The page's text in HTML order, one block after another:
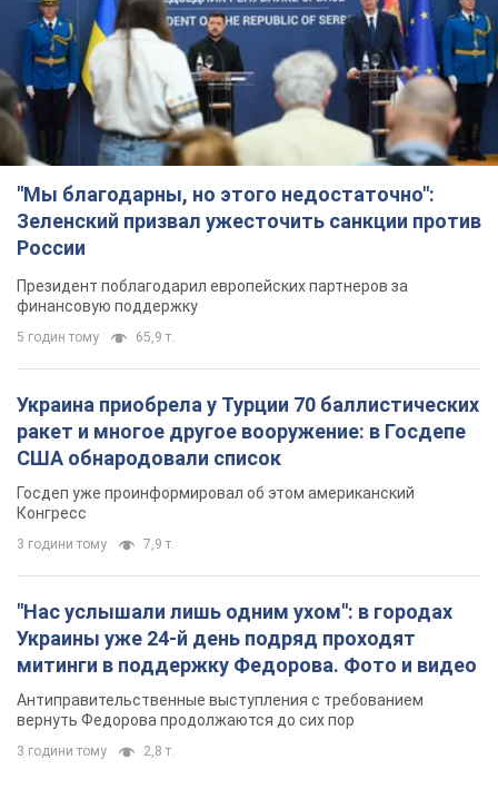
"Мы благодарны, но этого недостаточно":
Зеленский призвал ужесточить санкции против
России
Президент поблагодарил европейских партнеров за
финансовую поддержку
5 годин тому 65,9 т.
Украина приобрела у Турции 70 баллистических
ракет и многое другое вооружение: в Госдепе
США обнародовали список
Госдеп уже проинформировал об этом американский
Конгресс
3 години тому 7,9 т.
"Нас услышали лишь одним ухом": в городах
Украины уже 24-й день подряд проходят
митинги в поддержку Федорова. Фото и видео
Антиправительственные выступления с требованием
вернуть Федорова продолжаются до сих пор
3 години тому 2,8 т.